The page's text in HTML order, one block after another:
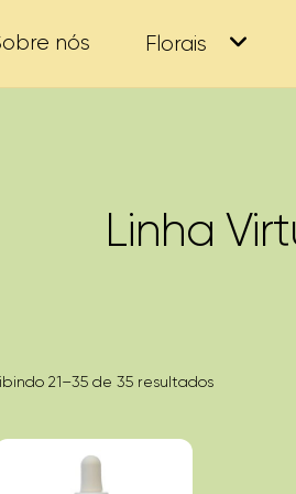
nós Florais
Linha
21–35 de 35 resultadosClassificado